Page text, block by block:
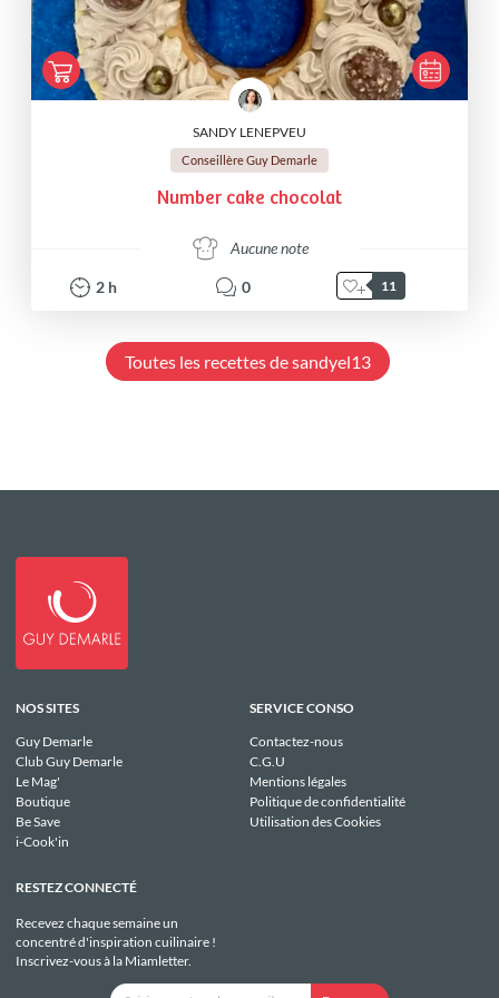
SANDY LENEPVEU
Conseillère Guy Demarle
Number cake chocolat
Aucune note
2 h 0 11
Toutes les recettes de sandyel13
NOS SITES
Guy Demarle
Club Guy Demarle
Le Mag'
Boutique
Be Save
i-Cook'in
SERVICE CONSO
Contactez-nous
C.G.U
Mentions légales
Politique de confidentialité
Utilisation des Cookies
RESTEZ CONNECTÉ
Recevez chaque semaine un
concentré d'inspiration cuilinaire !
Inscrivez-vous à la Miamletter.